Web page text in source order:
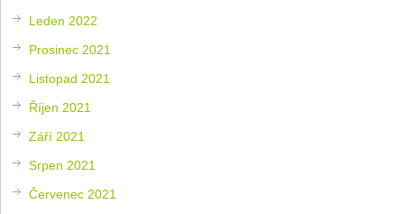
Leden 2022
Prosinec 2021
Listopad 2021
Říjen 2021
Září 2021
Srpen 2021
Červenec 2021